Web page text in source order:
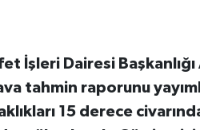
İşleri Dairesi
tahmin raporunu
15 derece